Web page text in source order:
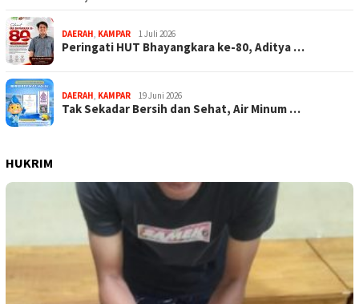
DAERAH, KAMPAR 1 Juli 2026
Peringati HUT Bhayangkara ke-80, Aditya …
DAERAH, KAMPAR 19 Juni 2026
Tak Sekadar Bersih dan Sehat, Air Minum …
HUKRIM